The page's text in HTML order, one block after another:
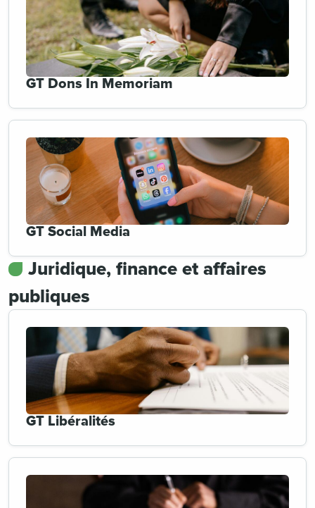
GT Dons In Memoriam
GT Social Media
Juridique, finance et affaires
publiques
GT Libéralités